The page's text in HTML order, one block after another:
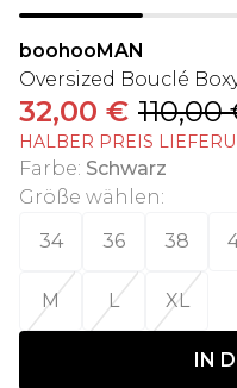
boohooMAN
Oversized Bouclé
32,00 € 110,00
HALBER PREIS
Farbe: Schwarz
Größe wählen:
34
36 38
M L XL
IN